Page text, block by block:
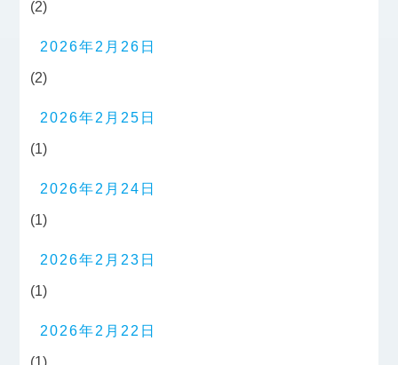
(2)
2026年2月26日
(2)
2026年2月25日
(1)
2026年2月24日
(1)
2026年2月23日
(1)
2026年2月22日
(1)